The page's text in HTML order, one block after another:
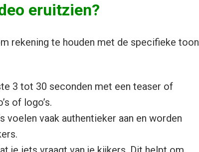
eruitzien?
rekening te houden met de specifieke toon
3 tot 30 seconden met een teaser of
of logo’s.
voelen vaak authentieker aan en worden